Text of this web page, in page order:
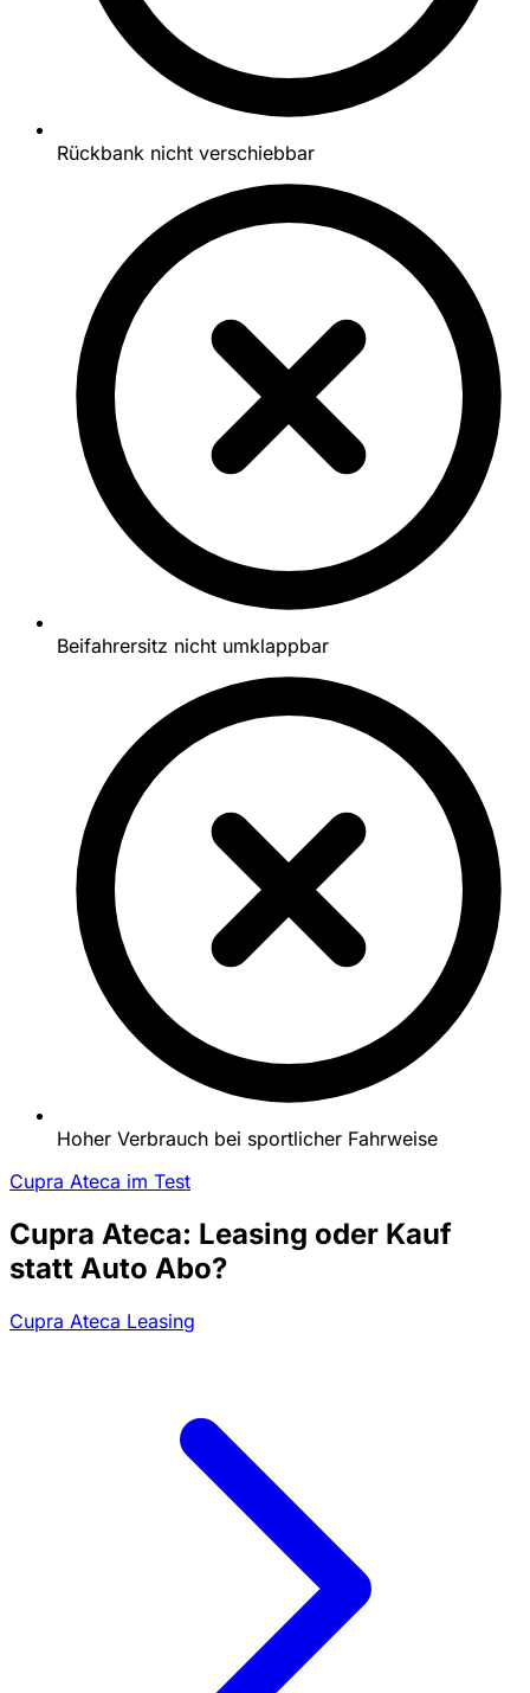
Rückbank nicht verschiebbar
Beifahrersitz nicht umklappbar
Hoher Verbrauch bei sportlicher Fahrweise
Cupra Ateca im Test
Cupra Ateca: Leasing oder Kauf
statt Auto Abo?
Cupra Ateca Leasing